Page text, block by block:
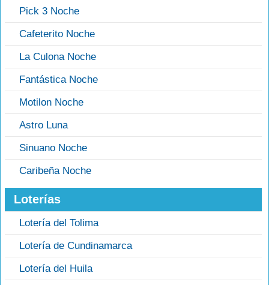
Pick 3 Noche
Cafeterito Noche
La Culona Noche
Fantástica Noche
Motilon Noche
Astro Luna
Sinuano Noche
Caribeña Noche
Loterías
Lotería del Tolima
Lotería de Cundinamarca
Lotería del Huila